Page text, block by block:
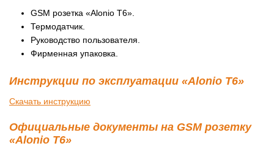
GSM розетка «Alonio T6».
Термодатчик.
Руководство пользователя.
Фирменная упаковка.
Инструкции по эксплуатации «Alonio T6»
Скачать инструкцию
Официальные документы на GSM розетку
«Alonio T6»